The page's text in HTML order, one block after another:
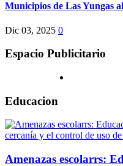
Municipios de Las Yungas
Dic 03, 2025 0
Espacio Publicitario
Educacion
Amenazas escolarrs: